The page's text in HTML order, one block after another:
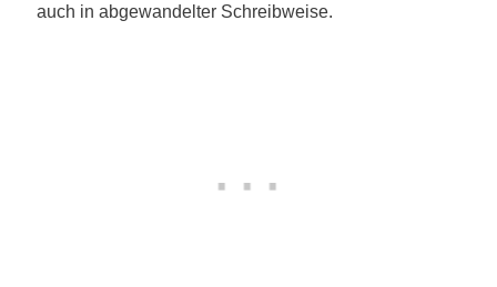
auch in abgewandelter Schreibweise.